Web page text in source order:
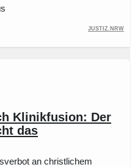
Justiz.NRW
Klinikfusion: Der
das
an christlichem